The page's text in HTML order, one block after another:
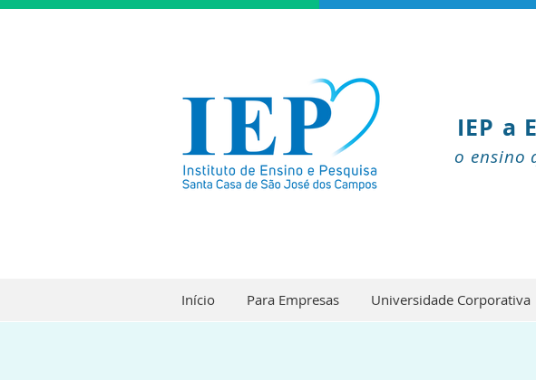
IEP a
o ensino
Início Para Empresas Universidade Corporativa